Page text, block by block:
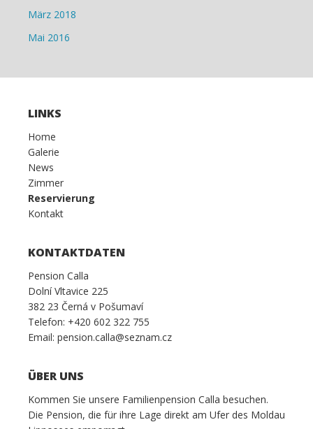
März 2018
Mai 2016
LINKS
Home
Galerie
News
Zimmer
Reservierung
Kontakt
KONTAKTDATEN
Pension Calla
Dolní Vltavice 225
382 23 Černá v Pošumaví
Telefon: +420 602 322 755
Email: pension.calla@seznam.cz
ÜBER UNS
Kommen Sie unsere Familienpension Calla besuchen.
Die Pension, die für ihre Lage direkt am Ufer des Moldau